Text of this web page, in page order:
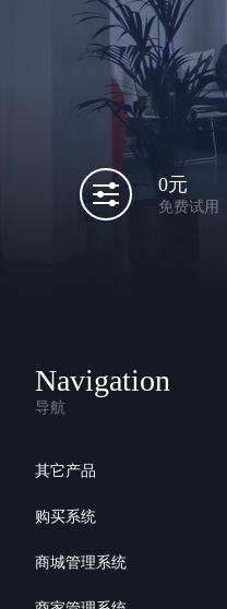
0元
免费试用
Navigation
导航
其它产品
购买系统
商城管理系统